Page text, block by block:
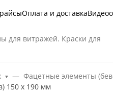
Оплата и доставка
для витражей. Краски для
Фацетные элементы
150 х 190 мм